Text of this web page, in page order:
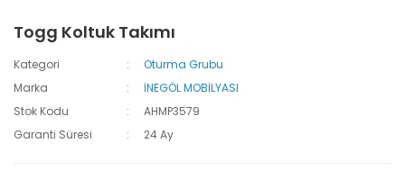
Togg Koltuk Takımı
Kategori
Oturma Grubu
Marka
İNEGÖL MOBİLYASI
Stok Kodu
AHMP3579
Garanti Süresi
24 Ay